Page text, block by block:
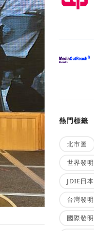
熱門標籤
北市圖
世界發
JDIE日
台灣發
國際發